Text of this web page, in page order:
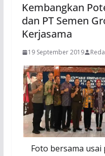
Kembangkan
dan PT Semen
Kerjasama
19 September 2019
Foto bersama